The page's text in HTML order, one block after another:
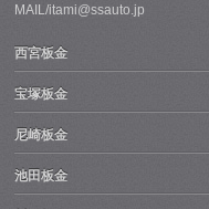
MAIL/itami@ssauto.jp
西宮板金
宝塚板金
尼崎板金
池田板金